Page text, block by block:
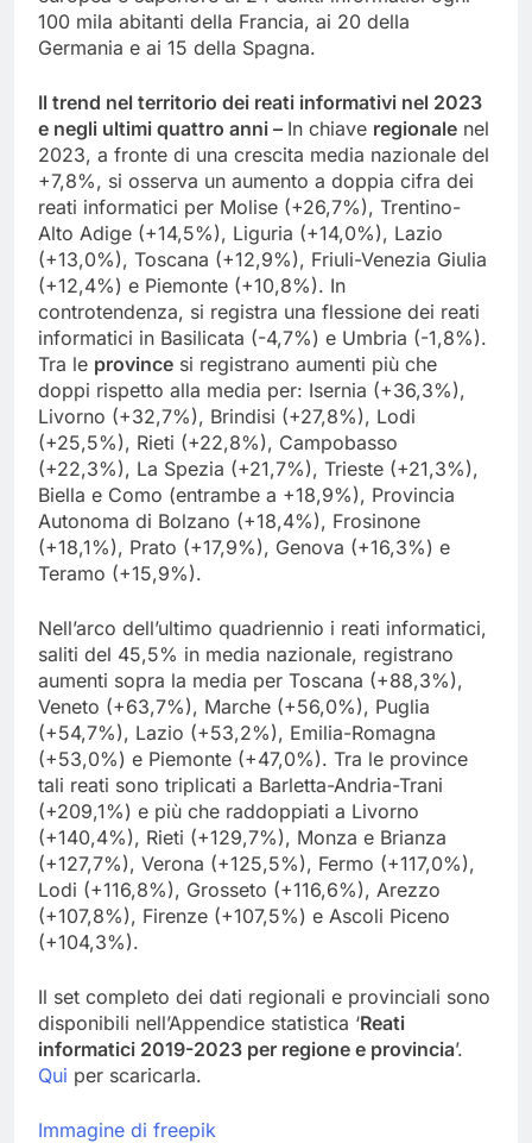
100 mila abitanti della Francia, ai 20 della
Germania e ai 15 della Spagna.
Il trend nel territorio dei reati informativi nel 2023
e negli ultimi quattro anni – In chiave regionale nel
2023, a fronte di una crescita media nazionale del
+7,8%, si osserva un aumento a doppia cifra dei
reati informatici per Molise (+26,7%), Trentino-
Alto Adige (+14,5%), Liguria (+14,0%), Lazio
(+13,0%), Toscana (+12,9%), Friuli-Venezia Giulia
(+12,4%) e Piemonte (+10,8%). In
controtendenza, si registra una flessione dei reati
informatici in Basilicata (-4,7%) e Umbria (-1,8%).
Tra le province si registrano aumenti più che
doppi rispetto alla media per: Isernia (+36,3%),
Livorno (+32,7%), Brindisi (+27,8%), Lodi
(+25,5%), Rieti (+22,8%), Campobasso
(+22,3%), La Spezia (+21,7%), Trieste (+21,3%),
Biella e Como (entrambe a +18,9%), Provincia
Autonoma di Bolzano (+18,4%), Frosinone
(+18,1%), Prato (+17,9%), Genova (+16,3%) e
Teramo (+15,9%).
Nell’arco dell’ultimo quadriennio i reati informatici,
saliti del 45,5% in media nazionale, registrano
aumenti sopra la media per Toscana (+88,3%),
Veneto (+63,7%), Marche (+56,0%), Puglia
(+54,7%), Lazio (+53,2%), Emilia-Romagna
(+53,0%) e Piemonte (+47,0%). Tra le province
tali reati sono triplicati a Barletta-Andria-Trani
(+209,1%) e più che raddoppiati a Livorno
(+140,4%), Rieti (+129,7%), Monza e Brianza
(+127,7%), Verona (+125,5%), Fermo (+117,0%),
Lodi (+116,8%), Grosseto (+116,6%), Arezzo
(+107,8%), Firenze (+107,5%) e Ascoli Piceno
(+104,3%).
Il set completo dei dati regionali e provinciali sono
disponibili nell’Appendice statistica ‘Reati
informatici 2019-2023 per regione e provincia’.
Qui per scaricarla.
Immagine di freepik